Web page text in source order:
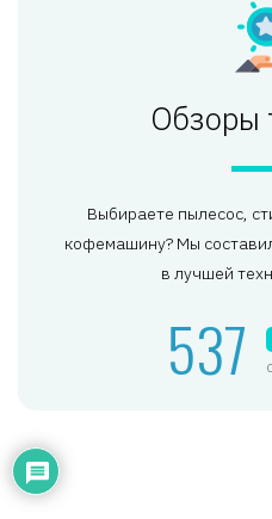
Обзоры
Выбираете пылесос,
кофемашину? Мы
в лучшей
537